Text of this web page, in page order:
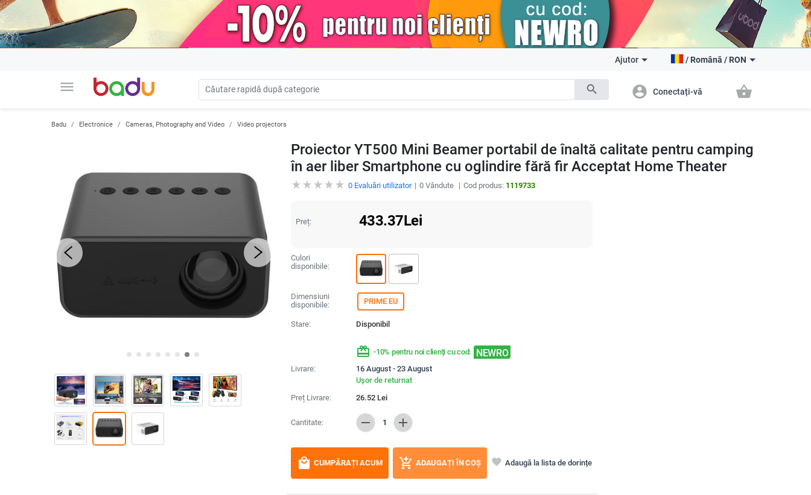
menu search
Ajutor / Română / RON
account_circle Conectați-vă shopping_basket
Badu Electronice Cameras, Photography and Video Video projectors
Proiector YT500 Mini Beamer portabil de înaltă calitate pentru camping
în aer liber Smartphone cu oglindire fără fir Acceptat Home Theater
0Evaluări utilizator 0Vândute Cod produs: 1119733
Preț: 433.37Lei
Culori
disponibile:
Dimensiuni
disponibile:
PRIME EU
Stare: Disponibil
redeem -10% pentru noi clienți cu cod: NEWRO
Livrare:
16 August - 23 August
Ușor de returnat
Preț Livrare:
26.52Lei
Cantitate: remove 1 add
local_mall CUMPĂRAȚI ACUM add_shopping_cart ADAUGAȚI ÎN COȘ favorite Adaugă la lista de dorințe